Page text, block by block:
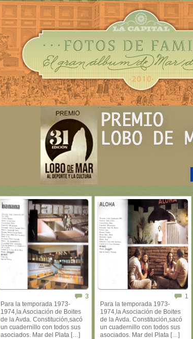
3
Para la temporada 1973-
1974,la Asociación de Boites
de la Avda. Constitución,sacó
un cuadernillo con todos sus
asociados. Mar del Plata […]
1
Para la temporada 1973-
1974,la Asociación de Boites
de la Avda. Constitución,sacó
un cuadernillo con todos sus
asociados. Mar del Plata […]